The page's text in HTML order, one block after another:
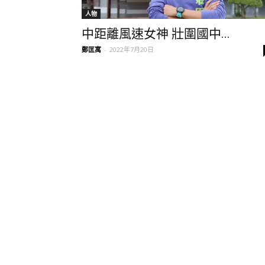
人物
中距離風速女神 壯圍國中...
鄭匡寓 - 2022年7月20日